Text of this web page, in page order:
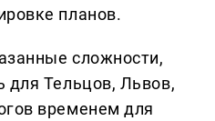
планов.
сложности,
для Тельцов, Львов,
временем для